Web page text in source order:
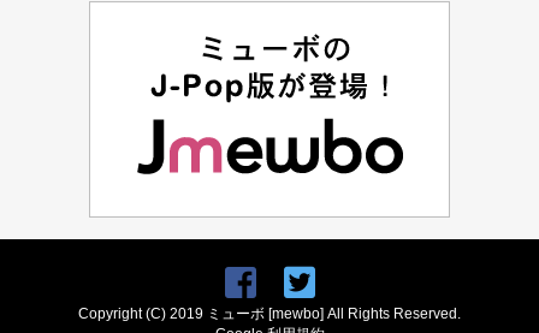
Copyright (C) 2019 ミューボ [mewbo] All Rights Reserved.